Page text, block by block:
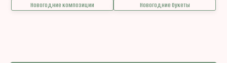
Новогодние композиции
Новогодние букеты